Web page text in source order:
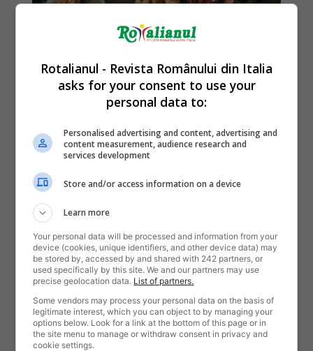
Rotalianul - Revista Românului din Italia
asks for your consent to use your
personal data to:
Personalised advertising and content, advertising and
content measurement, audience research and
services development
Store and/or access information on a device
Learn more
Your personal data will be processed and information from your
device (cookies, unique identifiers, and other device data) may
be stored by, accessed by and shared with 242 partners, or
used specifically by this site. We and our partners may use
precise geolocation data. List of partners.
Some vendors may process your personal data on the basis of
legitimate interest, which you can object to by managing your
options below. Look for a link at the bottom of this page or in
the site menu to manage or withdraw consent in privacy and
cookie settings.